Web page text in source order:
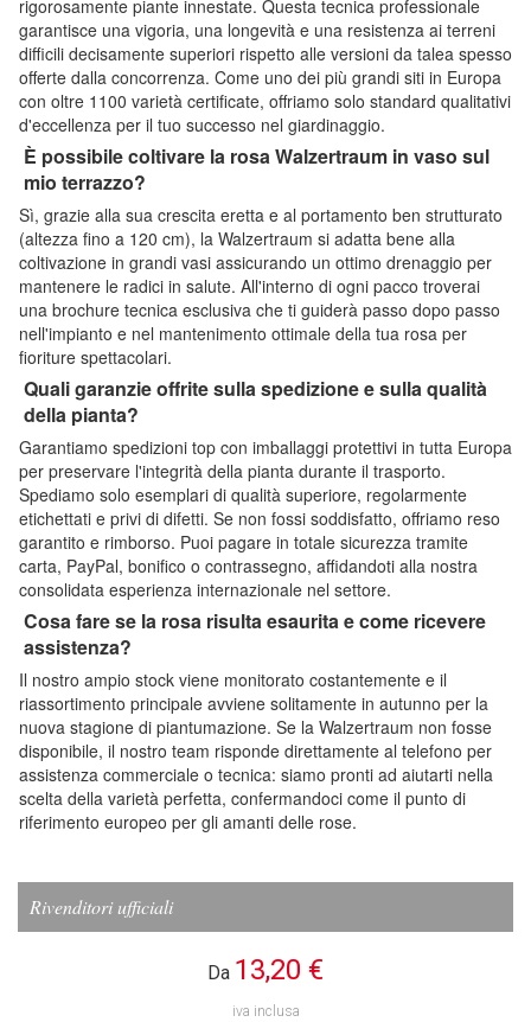
rigorosamente piante innestate. Questa tecnica professionale
garantisce una vigoria, una longevità e una resistenza ai terreni
difficili decisamente superiori rispetto alle versioni da talea spesso
offerte dalla concorrenza. Come uno dei più grandi siti in Europa
con oltre 1100 varietà certificate, offriamo solo standard qualitativi
d'eccellenza per il tuo successo nel giardinaggio.
È possibile coltivare la rosa Walzertraum in vaso sul
mio terrazzo?
Sì, grazie alla sua crescita eretta e al portamento ben strutturato
(altezza fino a 120 cm), la Walzertraum si adatta bene alla
coltivazione in grandi vasi assicurando un ottimo drenaggio per
mantenere le radici in salute. All'interno di ogni pacco troverai
una brochure tecnica esclusiva che ti guiderà passo dopo passo
nell'impianto e nel mantenimento ottimale della tua rosa per
fioriture spettacolari.
Quali garanzie offrite sulla spedizione e sulla qualità
della pianta?
Garantiamo spedizioni top con imballaggi protettivi in tutta Europa
per preservare l'integrità della pianta durante il trasporto.
Spediamo solo esemplari di qualità superiore, regolarmente
etichettati e privi di difetti. Se non fossi soddisfatto, offriamo reso
garantito e rimborso. Puoi pagare in totale sicurezza tramite
carta, PayPal, bonifico o contrassegno, affidandoti alla nostra
consolidata esperienza internazionale nel settore.
Cosa fare se la rosa risulta esaurita e come ricevere
assistenza?
Il nostro ampio stock viene monitorato costantemente e il
riassortimento principale avviene solitamente in autunno per la
nuova stagione di piantumazione. Se la Walzertraum non fosse
disponibile, il nostro team risponde direttamente al telefono per
assistenza commerciale o tecnica: siamo pronti ad aiutarti nella
scelta della varietà perfetta, confermandoci come il punto di
riferimento europeo per gli amanti delle rose.
Rivenditori ufficiali
Da 13,20 €
iva inclusa